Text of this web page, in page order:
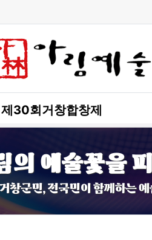
제30회거창합창제
의 예술꽃을
거창군민, 전국민이 함께하는 예